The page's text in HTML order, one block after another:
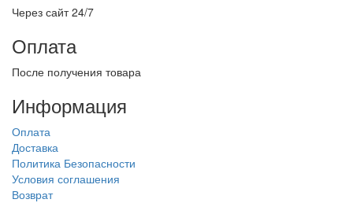
Через сайт 24/7
Оплата
После получения товара
Информация
Оплата
Доставка
Политика Безопасности
Условия соглашения
Возврат